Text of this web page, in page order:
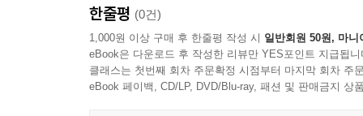
한줄평 (0건)
1,000원 이상 구매 후 한줄평 작성 시 일반회원 50원, 마니
eBook은 다운로드 후 작성한 리뷰만 YES포인트 지급됩니
클래스는 첫번째 회차 주문확정 시점부터 마지막 회차 주
eBook 페이백, CD/LP, DVD/Blu-ray, 패션 및 판매금지 상